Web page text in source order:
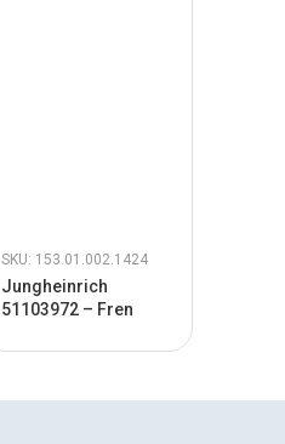
SKU: 153.01.002.1424
Jungheinrich
51103972 – Fren